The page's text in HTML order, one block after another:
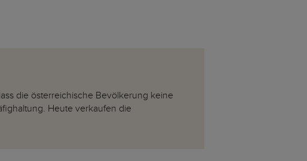
die österreichische Bevölkerung keine
Heute verkaufen die